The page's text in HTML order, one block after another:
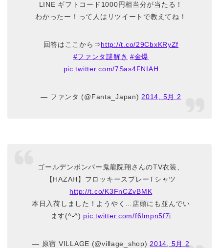
LINE ギフトコード1000円相当分が当たる！
わかったー！って人はリツイートで教えてね！
回答はここから⇒http://t.co/29CbxKRyZf
#ファンタ謎解き #金爆
pic.twitter.com/7Sas4FNIAH
— ファンタ (@Fanta_Japan) 2014, 5月 2
ゴールデンボンバー鬼龍院翔さんのTV衣装、
【HAZAH】フロッキースプレーTシャツ
http://t.co/K3FnCZvBMK
本日入荷しました！ようやく…店頭にも並んでい
ます(^-^) pic.twitter.com/f6Impn5f7i
— 原宿 VILLAGE (@village_shop) 2014, 5月 2